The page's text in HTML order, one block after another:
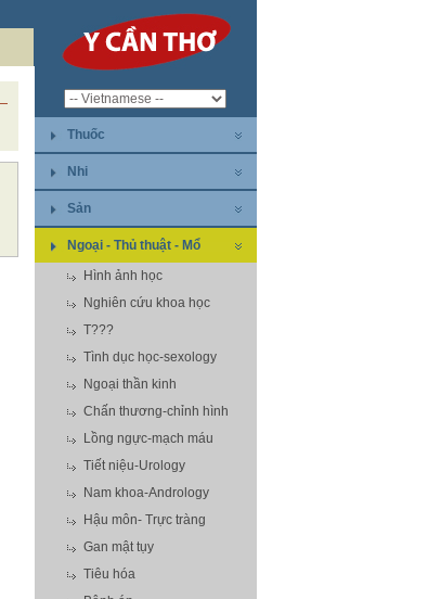
Thuốc
Nhi
Sản
Ngoại - Thủ thuật - Mổ
Hình ảnh học
Nghiên cứu khoa học
T???
Tình dục học-sexology
Ngoại thần kinh
Chấn thương-chỉnh hình
Lồng ngực-mạch máu
Tiết niệu-Urology
Nam khoa-Andrology
Hậu môn- Trực tràng
Gan mật tụy
Tiêu hóa